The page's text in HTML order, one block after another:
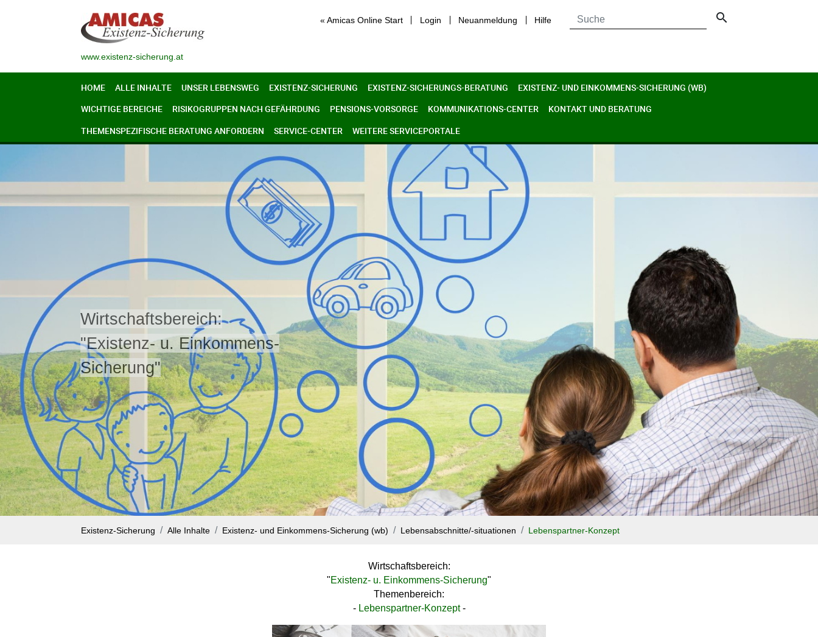
« Amicas Online Start Login Neuanmeldung Hilfe search
www.existenz-sicherung.at
HOME ALLE INHALTE UNSER LEBENSWEG EXISTENZ-SICHERUNG EXISTENZ-SICHERUNGS-BERATUNG
EXISTENZ- UND EINKOMMENS-SICHERUNG (WB)
WICHTIGE BEREICHE
RISIKOGRUPPEN NACH GEFÄHRDUNG PENSIONS-VORSORGE KOMMUNIKATIONS-CENTER
KONTAKT UND BERATUNG
THEMENSPEZIFISCHE BERATUNG ANFORDERN
SERVICE-CENTER WEITERE SERVICEPORTALE
Wirtschaftsbereich:
"Existenz- u. Einkommens-
Sicherung"
Existenz-Sicherung Alle Inhalte Existenz- und Einkommens-Sicherung (wb) Lebensabschnitte/-situationen Lebenspartner-Konzept
Wirtschaftsbereich:
"Existenz- u. Einkommens-Sicherung"
Themenbereich:
- Lebenspartner-Konzept-